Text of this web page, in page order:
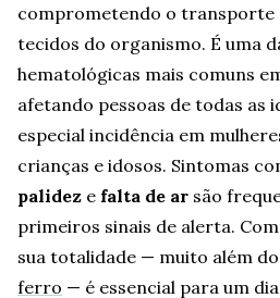
comprometendo o transporte
tecidos do organismo. É uma
hematológicas mais comuns
afetando pessoas de todas as
especial incidência em
crianças e idosos. Sintomas
palidez e falta de ar são
primeiros sinais de alerta.
sua totalidade — muito além
ferro — é essencial para um